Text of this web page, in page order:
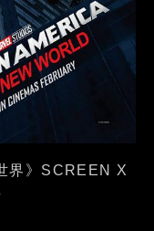
界》SCREEN X